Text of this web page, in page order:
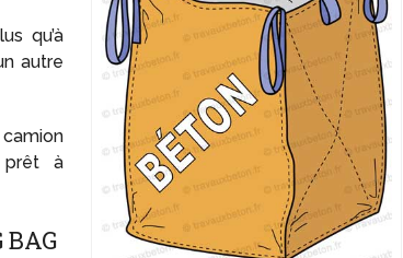
qu’à
autre
prêt à